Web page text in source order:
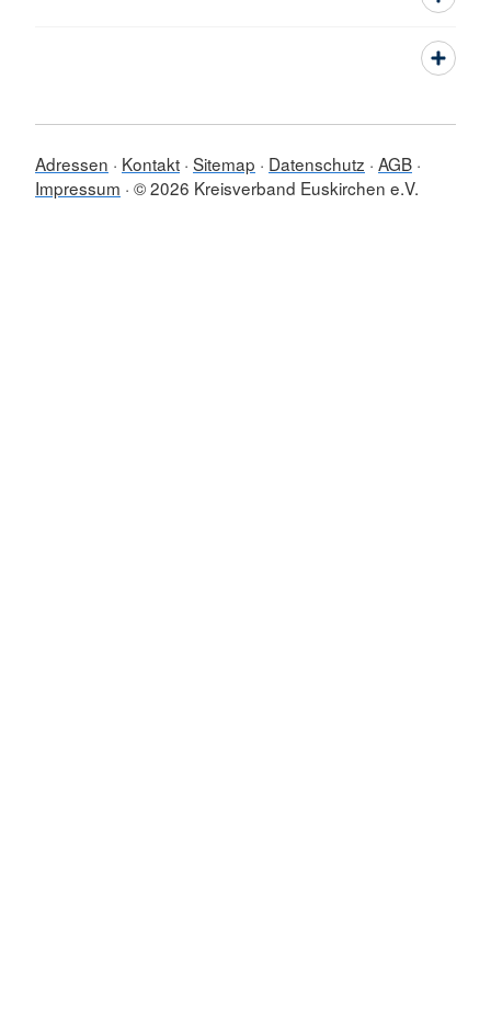
Adressen Kontakt Sitemap Datenschutz AGB
Impressum © 2026 Kreisverband Euskirchen e.V.